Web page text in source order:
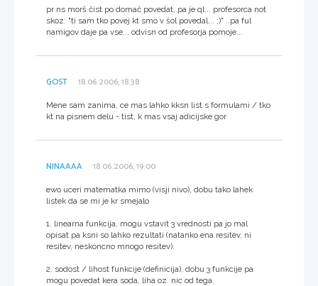
pr ns morš čist po domač povedat, pa je ql... profesorca not
skoz: "ti sam tko povej kt smo v šol povedal... ;)" ..pa ful
namigov daje pa vse... odvisn od profesorja pomoje...
GOST 18.06.2006, 18:38
Mene sam zanima, ce mas lahko kksn list s formulami / tko
kt na pisnem delu - tist, k mas vsaj adicijske gor
NINAAAA 18.06.2006, 19:00
ewo uceri matematka mimo (visji nivo), dobu tako lahek
listek da se mi je kr smejalo
1. linearna funkcija, mogu vstavit 3 vrednosti pa jo mal
opisat pa ksni so lahko rezultati (natanko ena resitev, ni
resitev, neskoncno mnogo resitev).
2. sodost / lihost funkcije (definicija), dobu 3 funkcije pa
mogu povedat kera soda, liha oz. nic od tega.